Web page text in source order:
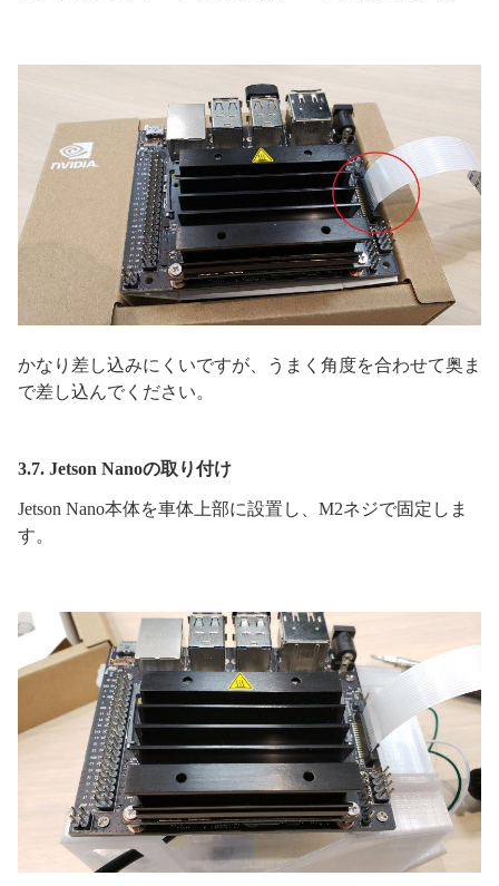
かなり差し込みにくいですが、うまく角度を合わせて奥ま
で差し込んでください。
3.7. Jetson Nanoの取り付け
Jetson Nano本体を車体上部に設置し、M2ネジで固定しま
す。